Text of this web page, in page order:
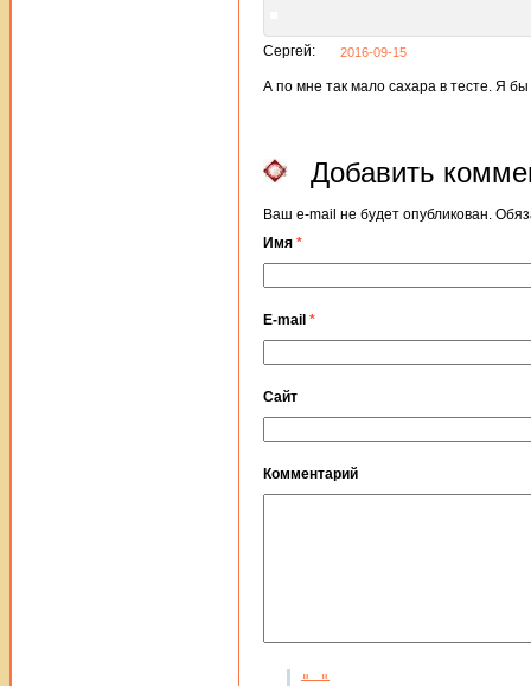
Сергей: 2016-09-15
А по мне так мало сахара в тесте. Я
Добавить
Ваш e-mail не будет опубликован.
Имя *
E-mail *
Сайт
Комментарий